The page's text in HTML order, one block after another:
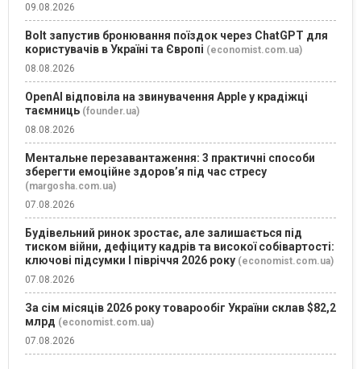
09.08.2026
Bolt запустив бронювання поїздок через ChatGPT для
користувачів в Україні та Європі (economist.com.ua)
08.08.2026
OpenAI відповіла на звинувачення Apple у крадіжці
таємниць (founder.ua)
08.08.2026
Ментальне перезавантаження: 3 практичні способи
зберегти емоційне здоров’я під час стресу
(margosha.com.ua)
07.08.2026
Будівельний ринок зростає, але залишається під
тиском війни, дефіциту кадрів та високої собівартості:
ключові підсумки І півріччя 2026 року (economist.com.ua)
07.08.2026
За сім місяців 2026 року товарообіг України склав $82,2
млрд (economist.com.ua)
07.08.2026